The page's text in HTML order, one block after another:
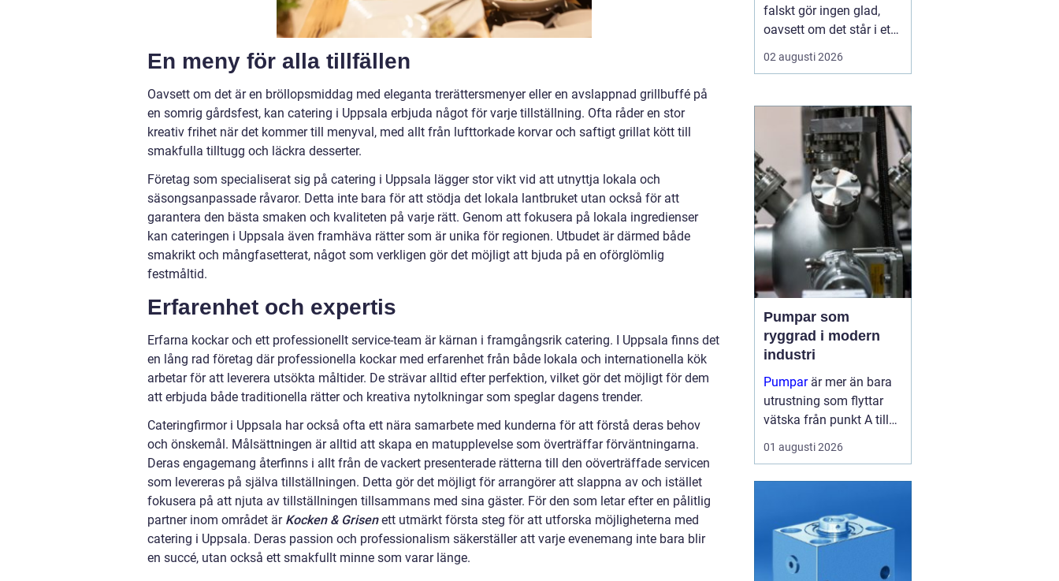
En meny för alla tillfällen
Oavsett om det är en bröllopsmiddag med eleganta trerättersmenyer eller en avslappnad grillbuffé på
en somrig gårdsfest, kan catering i Uppsala erbjuda något för varje tillställning. Ofta råder en stor
kreativ frihet när det kommer till menyval, med allt från lufttorkade korvar och saftigt grillat kött till
smakfulla tilltugg och läckra desserter.
Företag som specialiserat sig på catering i Uppsala lägger stor vikt vid att utnyttja lokala och
säsongsanpassade råvaror. Detta inte bara för att stödja det lokala lantbruket utan också för att
garantera den bästa smaken och kvaliteten på varje rätt. Genom att fokusera på lokala ingredienser
kan cateringen i Uppsala även framhäva rätter som är unika för regionen. Utbudet är därmed både
smakrikt och mångfasetterat, något som verkligen gör det möjligt att bjuda på en oförglömlig
festmåltid.
Erfarenhet och expertis
Erfarna kockar och ett professionellt service-team är kärnan i framgångsrik catering. I Uppsala finns det
en lång rad företag där professionella kockar med erfarenhet från både lokala och internationella kök
arbetar för att leverera utsökta måltider. De strävar alltid efter perfektion, vilket gör det möjligt för dem
att erbjuda både traditionella rätter och kreativa nytolkningar som speglar dagens trender.
Cateringfirmor i Uppsala har också ofta ett nära samarbete med kunderna för att förstå deras behov
och önskemål. Målsättningen är alltid att skapa en matupplevelse som överträffar förväntningarna.
Deras engagemang återfinns i allt från de vackert presenterade rätterna till den oöverträffade servicen
som levereras på själva tillställningen. Detta gör det möjligt för arrangörer att slappna av och istället
fokusera på att njuta av tillställningen tillsammans med sina gäster. För den som letar efter en pålitlig
partner inom området ärKocken & Grisen ett utmärkt första steg för att utforska möjligheterna med
catering i Uppsala. Deras passion och professionalism säkerställer att varje evenemang inte bara blir
en succé, utan också ett smakfullt minne som varar länge.
falskt gör ingen glad,
oavsett om det står i ett
vardagsrum i Gävle eller
på en mindre scen. När
tappar både spelglädjen
och musiken sin skärpa.
Samtidigt är pianot ett
ganska tåligt instrument,
som med regelbu...
02 augusti 2026
Pumpar som
ryggrad i modern
industri
Pumparär mer än bara
utrustning som flyttar
vätska från punkt A till
punkt B. I många
fabriker är de lika viktiga
01 augusti 2026